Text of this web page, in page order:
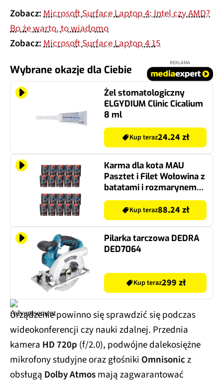
Zobacz:Microsoft Surface Laptop 4: Intel czy AMD?
Bo że warto, to wiadomo
Zobacz:Microsoft Surface Laptop 4 15
Wybrane okazje dla Ciebie
REKLAMA
Żel stomatologiczny
ELGYDIUM Clinic Cicalium
8 ml
Kup teraz24.24 zł
Karma dla kota MAU
Pasztet i Filet Wołowina z
batatami i rozmarynem
20 x 85 g
Kup teraz88.24 zł
Pilarka tarczowa DEDRA
DED7064
Kup teraz299 zł
Urządzenie powinno się sprawdzić się podczas
wideokonferencji czy nauki zdalnej. Przednia
kamera HD 720p (f/2.0), podwójne dalekosiężne
mikrofony studyjne oraz głośniki Omnisonicz
obsługą Dolby Atmosmają zagwarantować